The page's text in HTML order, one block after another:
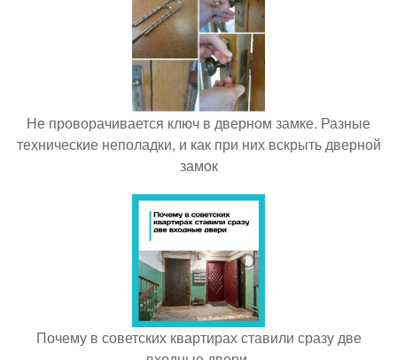
Не проворачивается ключ в дверном замке. Разные
технические неполадки, и как при них вскрыть дверной
замок
Почему в советских квартирах ставили сразу две